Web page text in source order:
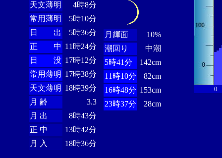
天文薄明
4時8分
常用薄明
5時10分
日 出
5時36分
正 中 11時24分
日 没 17時12分
常用薄明 17時38分
天文薄明 18時39分
月 齢
3.3
月 出
8時43分
正 中
13時42分
月 入
18時36分
月輝面
10%
潮回り
中潮
5時41分
142cm
11時10分
82cm
16時48分 153cm
23時37分
28cm
0